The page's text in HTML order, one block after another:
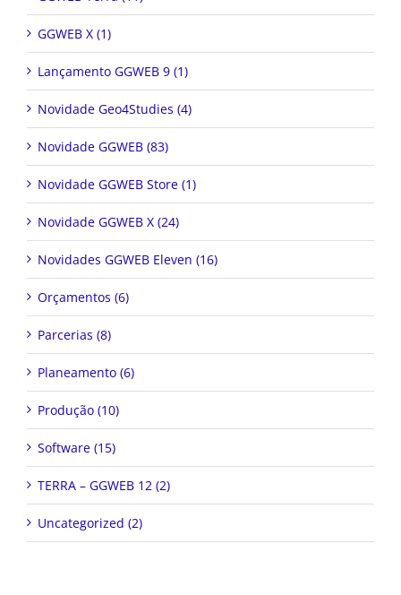
GGWEB X (1)
Lançamento GGWEB 9 (1)
Novidade Geo4Studies (4)
Novidade GGWEB (83)
Novidade GGWEB Store (1)
Novidade GGWEB X (24)
Novidades GGWEB Eleven (16)
Orçamentos (6)
Parcerias (8)
Planeamento (6)
Produção (10)
Software (15)
TERRA – GGWEB 12 (2)
Uncategorized (2)